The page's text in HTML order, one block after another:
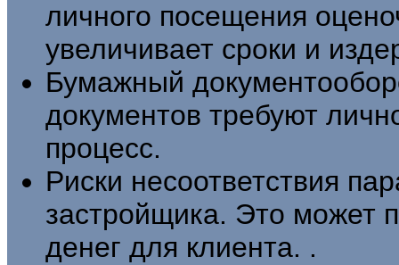
личного посещения
увеличивает сроки и
Бумажный
документов требуют
процесс.
Риски несоответствия
застройщика. Это может
денег для клиента. .